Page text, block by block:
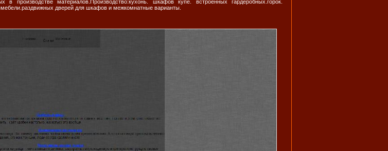
материалов.Производство:кухонь. шкафов купе. встроенных гардеробных.горок.
дверей для шкафов и межкомнатные варианты.